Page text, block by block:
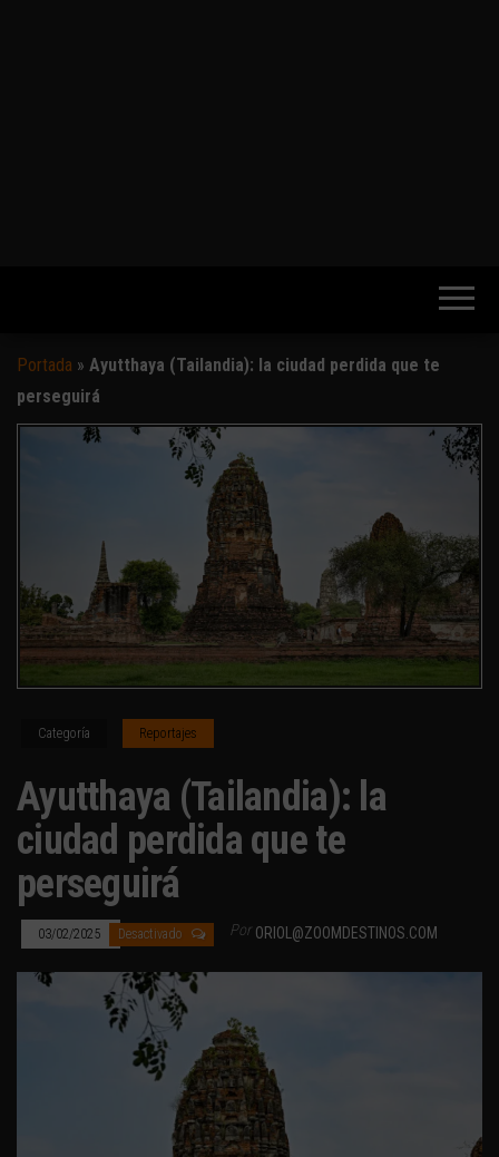
Portada » Ayutthaya (Tailandia): la ciudad perdida que te
perseguirá
Categoría Reportajes
Ayutthaya (Tailandia): la
ciudad perdida que te
perseguirá
03/02/2025 Desactivado Por ORIOL@ZOOMDESTINOS.COM